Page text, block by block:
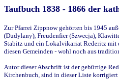
Taufbuch 1838 - 1866 der
Zur Pfarrei Zippnow gehörten bis 1945
(Dudylany), Freudenfier (Szwecja),
Stabitz und ein Lokalvikariat Rederitz mit
diesen Gemeinden - wohl noch aus
Autor dieser Abschrift ist der gebürtige
Kirchenbuch, sind in dieser Liste korrigiert